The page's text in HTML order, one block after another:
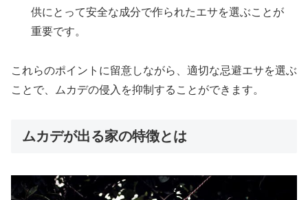
供にとって安全な成分で作られたエサを選ぶことが
重要です。
これらのポイントに留意しながら、適切な忌避エサを選ぶ
ことで、ムカデの侵入を抑制することができます。
ムカデが出る家の特徴とは